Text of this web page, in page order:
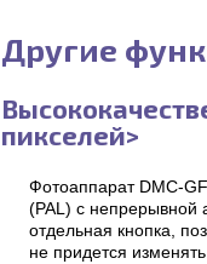
Другие
пикселей>
Фотоаппарат DMC-
(PAL) с непрерывной
отдельная кнопка,
не придется